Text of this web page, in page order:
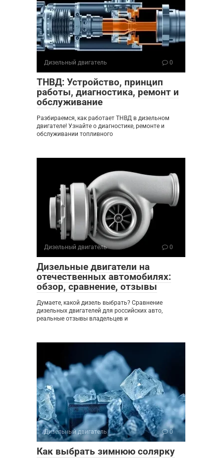
Дизельный двигатель 0
ТНВД: Устройство, принцип
работы, диагностика, ремонт и
обслуживание
Разбираемся, как работает ТНВД в дизельном
двигателе! Узнайте о диагностике, ремонте и
обслуживании топливного
Дизельный двигатель 0
Дизельные двигатели на
отечественных автомобилях:
обзор, сравнение, отзывы
Думаете, какой дизель выбрать? Сравнение
дизельных двигателей для российских авто,
реальные отзывы владельцев и
Дизельный двигатель 0
Как выбрать зимнюю солярку